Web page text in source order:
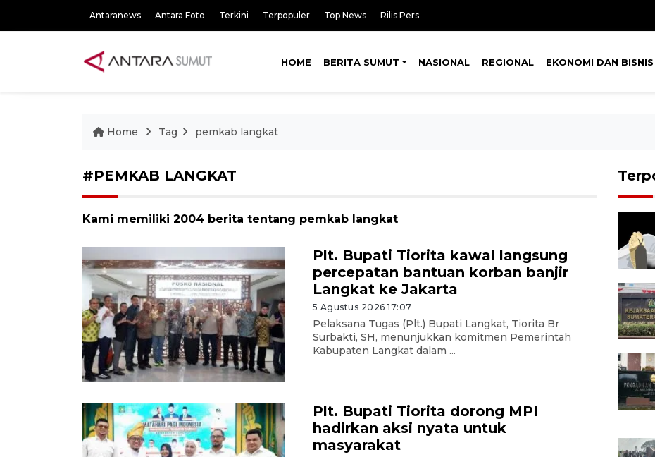
Antaranews Antara Foto Terkini Terpopuler Top News Rilis Pers
HOME BERITA SUMUT NASIONAL REGIONAL EKONOMI DAN BISNIS
Home Tag pemkab langkat
#PEMKAB LANGKAT
Kami memiliki 2004 berita tentang pemkab langkat
Plt. Bupati Tiorita kawal langsung
percepatan bantuan korban banjir
Langkat ke Jakarta
5 Agustus 2026 17:07
Pelaksana Tugas (Plt.) Bupati Langkat, Tiorita Br
Surbakti, SH, menunjukkan komitmen Pemerintah
Kabupaten Langkat dalam ...
Plt. Bupati Tiorita dorong MPI
hadirkan aksi nyata untuk
masyarakat